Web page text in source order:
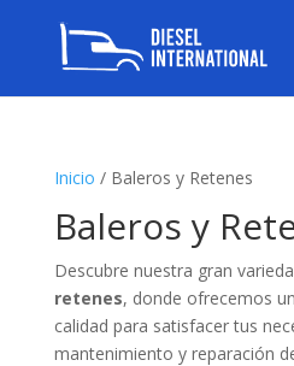
Inicio / Baleros y Retenes
Baleros y
Descubre nuestra gran
retenes, donde ofrecemos
calidad para satisfacer tus
mantenimiento y reparación